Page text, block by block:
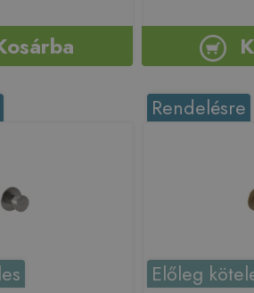
Rendelésre
Előleg